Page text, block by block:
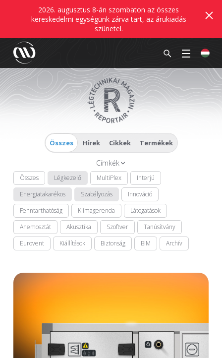
2026. augusztus 8-án szombaton az összes
kereskedelmi egységünk zárva tart, az árukiadás
szünetel.
Összes Hírek Cikkek Termékek
Címkék
Összes Légkezelő MultiPlex
Interjú
Energiatakarékos
Szabályozás
Innováció
Fenntarthatóság
Klímagerenda
Látogatások
Anemosztát
Akusztika Szoftver
Tanúsítvány
Eurovent
Kiállítások Biztonság BIM Archív